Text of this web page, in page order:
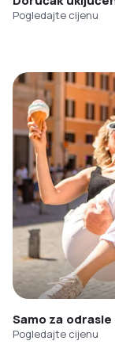
Pogledajte cijenu
Samo za odrasle
Pogledajte cijenu